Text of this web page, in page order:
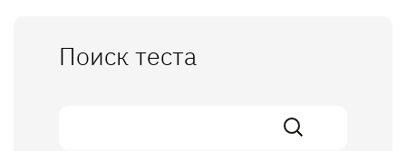
Поиск теста